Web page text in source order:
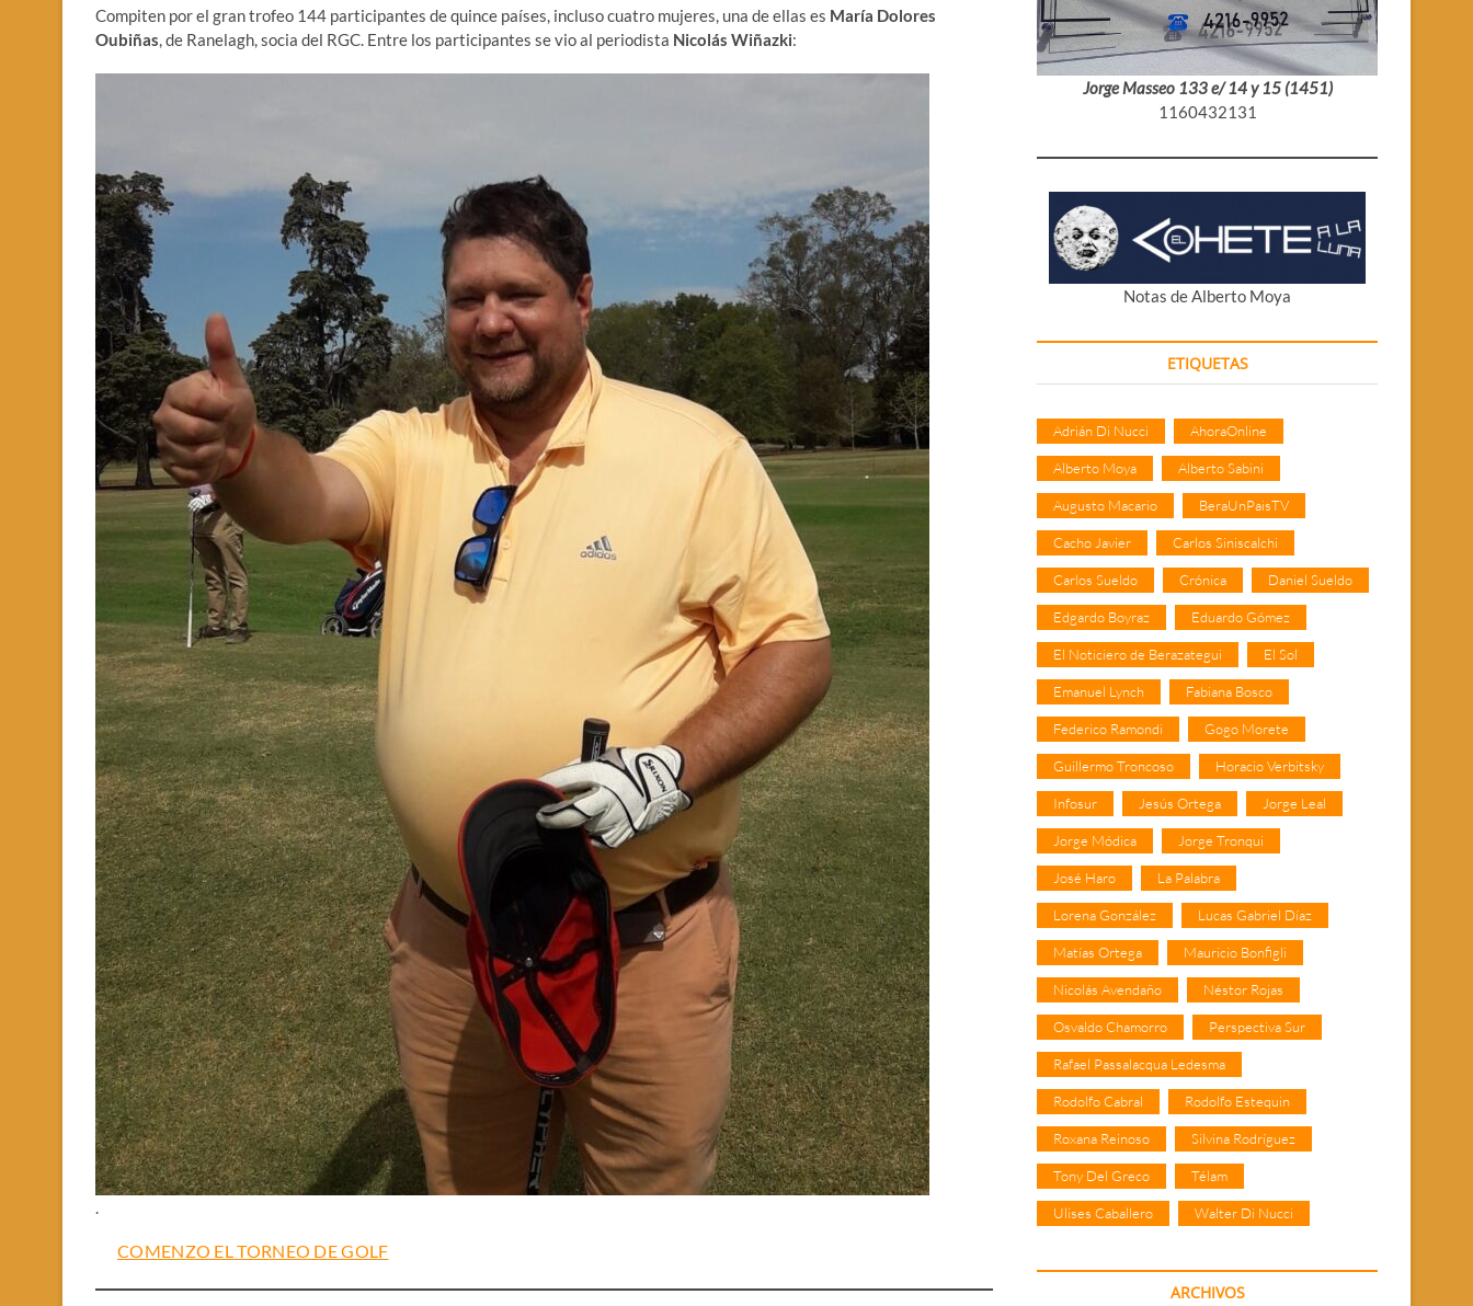
Compiten por el gran trofeo 144 participantes de quince países, incluso cuatro mujeres, una de ellas es María Dolores
Oubiñas, de Ranelagh, socia del RGC. Entre los participantes se vio al periodista Nicolás Wiñazki:
.
COMENZO EL TORNEO DE GOLF
Jorge Masseo 133 e/ 14 y 15 (1451)
1160432131
Notas de Alberto Moya
ETIQUETAS
Adrián Di Nucci AhoraOnline
Alberto Moya Alberto Sabini
Augusto Macario BeraUnPaisTV
Cacho Javier Carlos Siniscalchi
Carlos Sueldo Crónica Daniel Sueldo
Edgardo Boyraz Eduardo Gómez
El Noticiero de Berazategui El Sol
Emanuel Lynch Fabiana Bosco
Federico Ramondi Gogo Morete
Guillermo Troncoso Horacio Verbitsky
Infosur Jesús Ortega Jorge Leal
Jorge Módica Jorge Tronqui
José Haro La Palabra
Lorena González Lucas Gabriel Díaz
Matías Ortega Mauricio Bonfigli
Nicolás Avendaño Néstor Rojas
Osvaldo Chamorro Perspectiva Sur
Rafael Passalacqua Ledesma
Rodolfo Cabral Rodolfo Estequin
Roxana Reinoso Silvina Rodríguez
Tony Del Greco Télam
Ulises Caballero Walter Di Nucci
ARCHIVOS